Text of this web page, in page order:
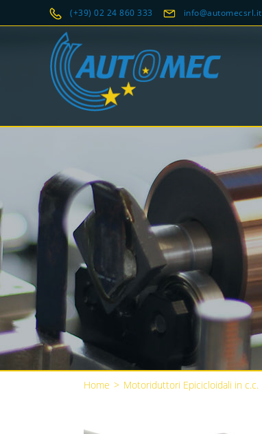
(+39) 02 24 860 333 info@automecsrl.it
Home > Motoriduttori Epicicloidali in c.c.